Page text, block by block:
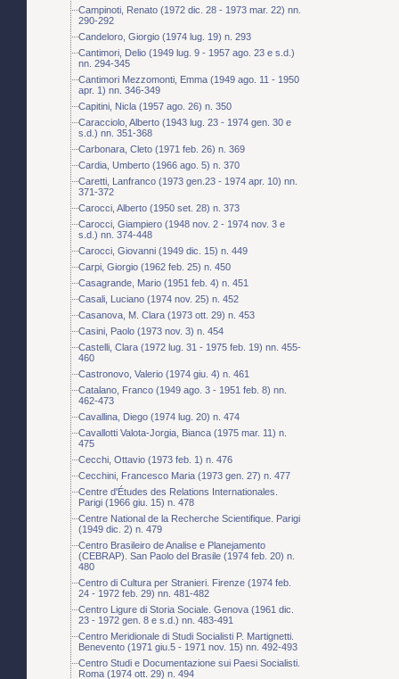
Campinoti, Renato (1972 dic. 28 - 1973 mar. 22) nn.
290-292
Candeloro, Giorgio (1974 lug. 19) n. 293
Cantimori, Delio (1949 lug. 9 - 1957 ago. 23 e s.d.)
nn. 294-345
Cantimori Mezzomonti, Emma (1949 ago. 11 - 1950
apr. 1) nn. 346-349
Capitini, Nicla (1957 ago. 26) n. 350
Caracciolo, Alberto (1943 lug. 23 - 1974 gen. 30 e
s.d.) nn. 351-368
Carbonara, Cleto (1971 feb. 26) n. 369
Cardia, Umberto (1966 ago. 5) n. 370
Caretti, Lanfranco (1973 gen.23 - 1974 apr. 10) nn.
371-372
Carocci, Alberto (1950 set. 28) n. 373
Carocci, Giampiero (1948 nov. 2 - 1974 nov. 3 e
s.d.) nn. 374-448
Carocci, Giovanni (1949 dic. 15) n. 449
Carpi, Giorgio (1962 feb. 25) n. 450
Casagrande, Mario (1951 feb. 4) n. 451
Casali, Luciano (1974 nov. 25) n. 452
Casanova, M. Clara (1973 ott. 29) n. 453
Casini, Paolo (1973 nov. 3) n. 454
Castelli, Clara (1972 lug. 31 - 1975 feb. 19) nn. 455-
460
Castronovo, Valerio (1974 giu. 4) n. 461
Catalano, Franco (1949 ago. 3 - 1951 feb. 8) nn.
462-473
Cavallina, Diego (1974 lug. 20) n. 474
Cavallotti Valota-Jorgia, Bianca (1975 mar. 11) n.
475
Cecchi, Ottavio (1973 feb. 1) n. 476
Cecchini, Francesco Maria (1973 gen. 27) n. 477
Centre d'Études des Relations Internationales.
Parigi (1966 giu. 15) n. 478
Centre National de la Recherche Scientifique. Parigi
(1949 dic. 2) n. 479
Centro Brasileiro de Analise e Planejamento
(CEBRAP). San Paolo del Brasile (1974 feb. 20) n.
480
Centro di Cultura per Stranieri. Firenze (1974 feb.
24 - 1972 feb. 29) nn. 481-482
Centro Ligure di Storia Sociale. Genova (1961 dic.
23 - 1972 gen. 8 e s.d.) nn. 483-491
Centro Meridionale di Studi Socialisti P. Martignetti.
Benevento (1971 giu.5 - 1971 nov. 15) nn. 492-493
Centro Studi e Documentazione sui Paesi Socialisti.
Roma (1974 ott. 29) n. 494